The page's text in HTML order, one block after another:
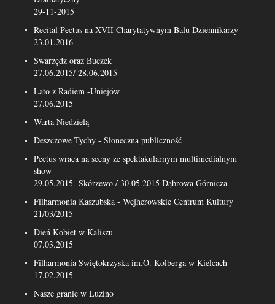
29-11-2015
Recital Pectus na XVII Charytatywnym Balu Dziennikarzy
23.01.2016
Swarzędz oraz Buczek
27.06.2015/ 28.06.2015
Lato z Radiem -Uniejów
27.06.2015
Warta Niedzielą
Deszczowe Tychy - Słoneczna publiczność
Pectus wraca na sceny ze spektakularnym multimedialnym
show
29.05.2015- Skórzewo / 30.05.2015 Dąbrowa Górnicza
Filharmonia Kaszubska - Wejherowskie Centrum Kultury
21/03/2015
Dień Kobiet w Kaliszu
07.03.2015
Filharmonia Świętokrzyska im.O. Kolberga w Kielcach
17.02.2015
Nasze granie w Luzino